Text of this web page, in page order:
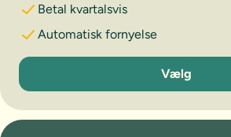
Betal kvartalsvis
Automatisk fornyelse
3 måneder
Vælg